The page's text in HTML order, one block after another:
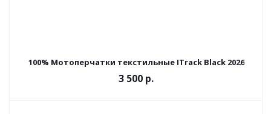
100% Мотоперчатки текстильные ITrack Black 2026
3 500 р.